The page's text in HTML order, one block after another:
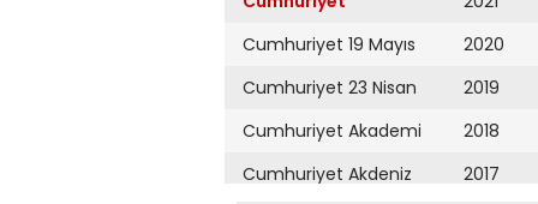
Cumhuriyet 19 Mayıs
Cumhuriyet 23 Nisan
Cumhuriyet Akademi
Cumhuriyet Akdeniz
2020
2019
2018
2017